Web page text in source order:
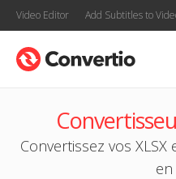
Video Editor Add Subtitles to
Convertissez vos
en